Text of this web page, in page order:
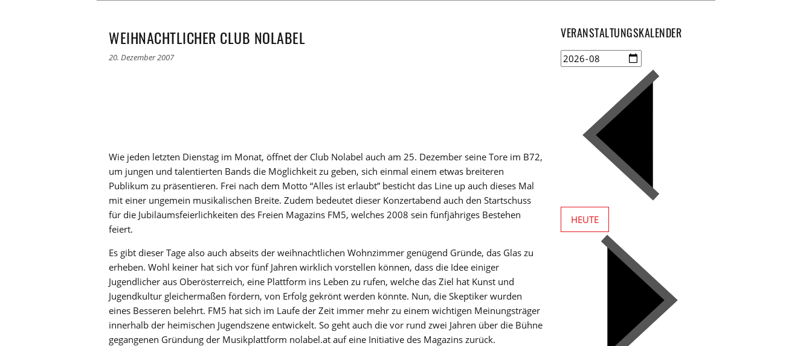
WEIHNACHTLICHER CLUB NOLABEL
20. Dezember 2007
Wie jeden letzten Dienstag im Monat, öffnet der Club Nolabel auch am 25. Dezember seine Tore im B72,
um jungen und talentierten Bands die Möglichkeit zu geben, sich einmal einem etwas breiteren
Publikum zu präsentieren. Frei nach dem Motto “Alles ist erlaubt” besticht das Line up auch dieses Mal
mit einer ungemein musikalischen Breite. Zudem bedeutet dieser Konzertabend auch den Startschuss
für die Jubiläumsfeierlichkeiten des Freien Magazins FM5, welches 2008 sein fünfjähriges Bestehen
feiert.
Es gibt dieser Tage also auch abseits der weihnachtlichen Wohnzimmer genügend Gründe, das Glas zu
erheben. Wohl keiner hat sich vor fünf Jahren wirklich vorstellen können, dass die Idee einiger
Jugendlicher aus Oberösterreich, eine Plattform ins Leben zu rufen, welche das Ziel hat Kunst und
Jugendkultur gleichermaßen fördern, von Erfolg gekrönt werden könnte. Nun, die Skeptiker wurden
eines Besseren belehrt. FM5 hat sich im Laufe der Zeit immer mehr zu einem wichtigen Meinungsträger
innerhalb der heimischen Jugendszene entwickelt. So geht auch die vor rund zwei Jahren über die Bühne
gegangenen Gründung der Musikplattform nolabel.at auf eine Initiative des Magazins zurück.
VERANSTALTUNGSKALENDER
HEUTE